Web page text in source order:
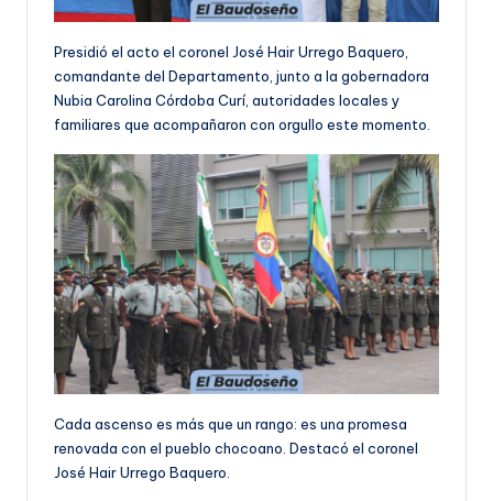
Presidió el acto el coronel José Hair Urrego Baquero,
comandante del Departamento, junto a la gobernadora
Nubia Carolina Córdoba Curí, autoridades locales y
familiares que acompañaron con orgullo este momento.
Cada ascenso es más que un rango: es una promesa
renovada con el pueblo chocoano. Destacó el coronel
José Hair Urrego Baquero.